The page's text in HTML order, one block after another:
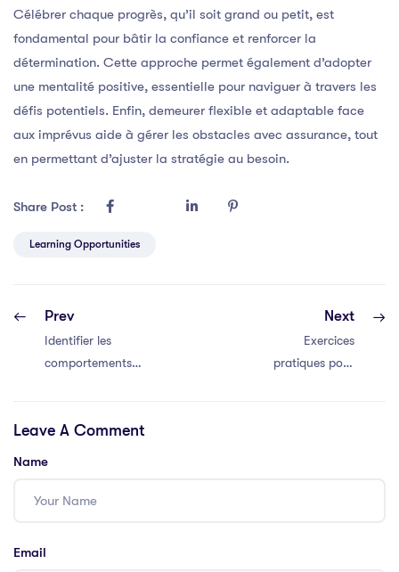
Célébrer chaque progrès, qu’il soit grand ou petit, est
fondamental pour bâtir la confiance et renforcer la
détermination. Cette approche permet également d’adopter
une mentalité positive, essentielle pour naviguer à travers les
défis potentiels. Enfin, demeurer flexible et adaptable face
aux imprévus aide à gérer les obstacles avec assurance, tout
en permettant d’ajuster la stratégie au besoin.
Share Post :
Learning Opportunities
Prev
Identifier les
comportements
Next
Exercices
pratiques pour
Leave A Comment
Name
Email